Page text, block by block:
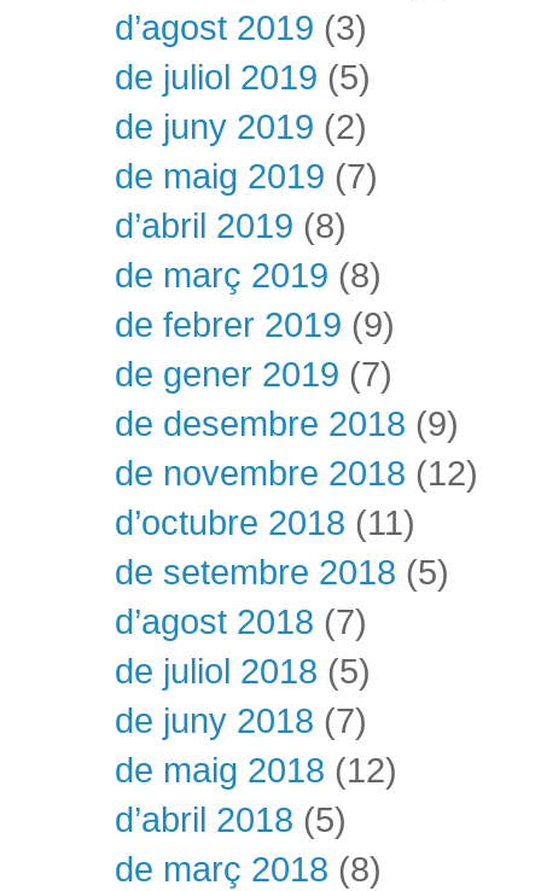
d’agost 2019 (3)
de juliol 2019 (5)
de juny 2019 (2)
de maig 2019 (7)
d’abril 2019 (8)
de març 2019 (8)
de febrer 2019 (9)
de gener 2019 (7)
de desembre 2018 (9)
de novembre 2018 (12)
d’octubre 2018 (11)
de setembre 2018 (5)
d’agost 2018 (7)
de juliol 2018 (5)
de juny 2018 (7)
de maig 2018 (12)
d’abril 2018 (5)
de març 2018 (8)